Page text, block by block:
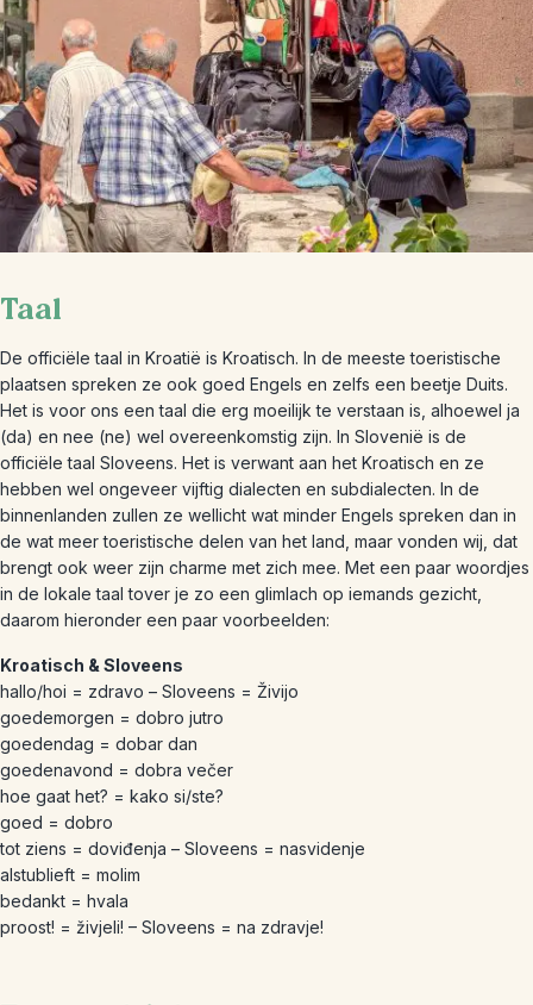
Taal
De officiële taal in Kroatië is Kroatisch. In de meeste toeristische
plaatsen spreken ze ook goed Engels en zelfs een beetje Duits.
Het is voor ons een taal die erg moeilijk te verstaan is, alhoewel ja
(da) en nee (ne) wel overeenkomstig zijn. In Slovenië is de
officiële taal Sloveens. Het is verwant aan het Kroatisch en ze
hebben wel ongeveer vijftig dialecten en subdialecten. In de
binnenlanden zullen ze wellicht wat minder Engels spreken dan in
de wat meer toeristische delen van het land, maar vonden wij, dat
brengt ook weer zijn charme met zich mee. Met een paar woordjes
in de lokale taal tover je zo een glimlach op iemands gezicht,
daarom hieronder een paar voorbeelden:
Kroatisch & Sloveens
hallo/hoi = zdravo – Sloveens = Živijo
goedemorgen = dobro jutro
goedendag = dobar dan
goedenavond = dobra večer
hoe gaat het? = kako si/ste?
goed = dobro
tot ziens = doviđenja – Sloveens = nasvidenje
alstublieft = molim
bedankt = hvala
proost! = živjeli! – Sloveens = na zdravje!